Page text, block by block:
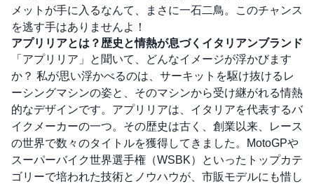
メットが手に入るなんて、まさに一石二鳥。このチャンス
を逃す手はありませんよ！
アプリリアとは？歴史と情熱が息づくイタリアンブランド
「アプリリア」と聞いて、どんなイメージが浮かびます
か？ 私が思い浮かべるのは、サーキットを駆け抜けるレ
ーシングマシンの姿と、そのマシンから受け継がれる情熱
的なデザインです。アプリリアは、イタリアを代表するバ
イクメーカーの一つ。その歴史は古く、創業以来、レース
の世界で数々のタイトルを獲得してきました。MotoGPや
スーパーバイク世界選手権（WSBK）といったトップカテ
ゴリーで培われた技術とノウハウが、市販モデルにも惜し